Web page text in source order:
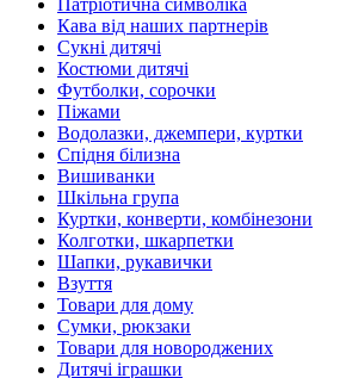
Патріотична символіка
Кава від наших партнерів
Сукні дитячі
Костюми дитячі
Футболки, сорочки
Піжами
Водолазки, джемпери, куртки
Спідня білизна
Вишиванки
Шкільна група
Куртки, конверти, комбінезони
Колготки, шкарпетки
Шапки, рукавички
Взуття
Товари для дому
Сумки, рюкзаки
Товари для новороджених
Дитячі іграшки